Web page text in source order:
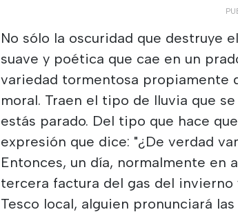
No sólo la oscuridad que destruye
suave y poética que cae en un
variedad tormentosa propiamente
moral. Traen el tipo de lluvia que
estás parado. Del tipo que hace
expresión que dice: "¿De verdad
Entonces, un día, normalmente en
tercera factura del gas del
Tesco local, alguien pronunciará